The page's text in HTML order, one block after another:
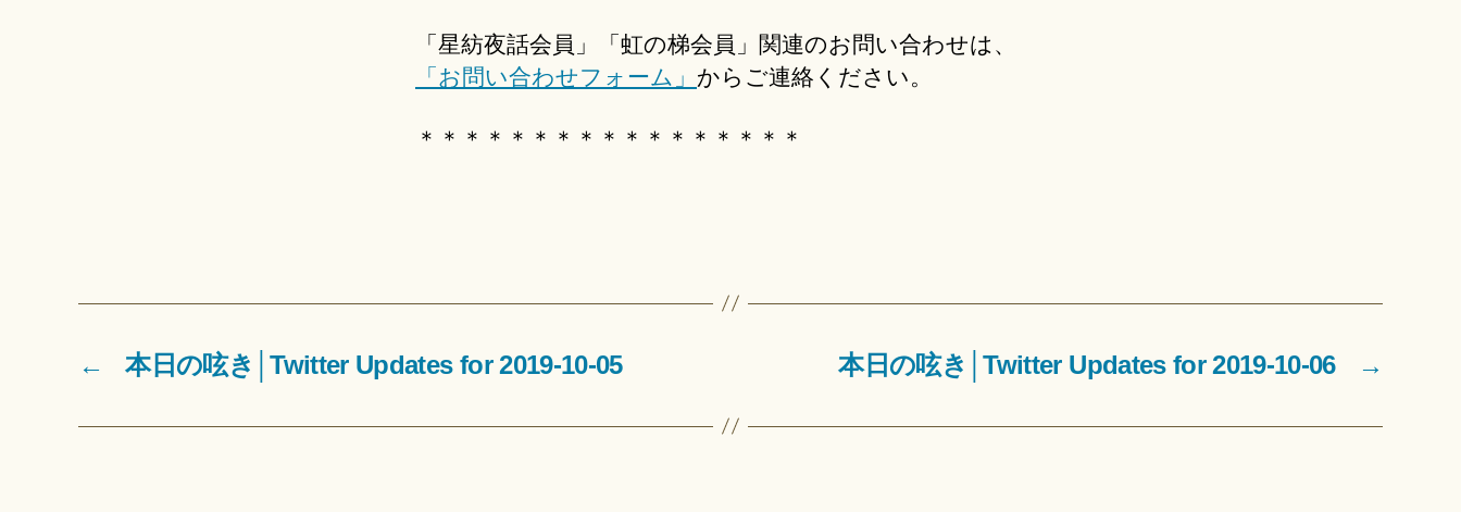
「星紡夜話会員」「虹の梯会員」関連のお問い合わせは、
「お問い合わせフォーム」 からご連絡ください。
＊＊＊＊＊＊＊＊＊＊＊＊＊＊＊＊＊
← 本日の呟き│Twitter Updates for 2019-10-05 →
本日の呟き│Twitter Updates for 2019-10-06